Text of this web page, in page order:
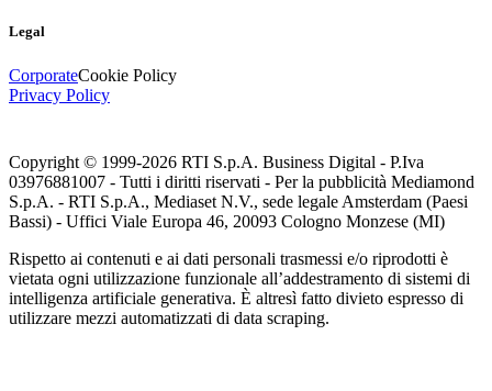
Legal
CorporateCookie Policy
Privacy Policy
Copyright © 1999-2026 RTI S.p.A. Business Digital - P.Iva
03976881007 - Tutti i diritti riservati - Per la pubblicità Mediamond
S.p.A. - RTI S.p.A., Mediaset N.V., sede legale Amsterdam (Paesi
Bassi) - Uffici Viale Europa 46, 20093 Cologno Monzese (MI)
Rispetto ai contenuti e ai dati personali trasmessi e/o riprodotti è
vietata ogni utilizzazione funzionale all’addestramento di sistemi di
intelligenza artificiale generativa. È altresì fatto divieto espresso di
utilizzare mezzi automatizzati di data scraping.